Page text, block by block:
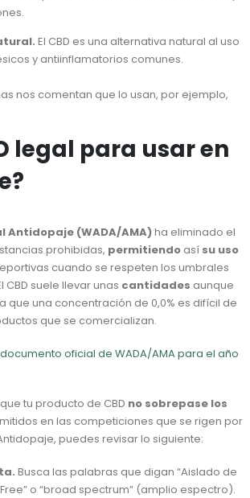
El CBD es una alternativa natural al uso
y antiinflamatorios comunes.
nos comentan que lo usan, por ejemplo,
legal para usar en
Antidopaje (WADA/AMA)ha eliminado el
prohibidas, permitiendo así su uso
cuando se respeten los umbrales
CBD suele llevar unas cantidades aunque
que una concentración de 0,0% es difícil de
que se comercializan.
oficial de WADA/AMA para el año
tu producto de CBD no sobrepase los
en las competiciones que se rigen por
puedes revisar lo siguiente:
Busca las palabras que digan “Aislado de
Free” o “broad spectrum” (amplio espectro).